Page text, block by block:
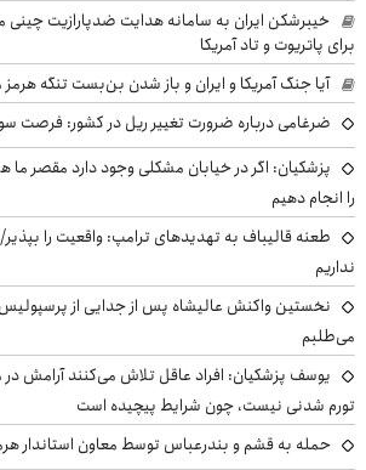
خیبرشکن ایران به سامانه هدایت ضدپارازیت
برای پاتریوت و تاد آمریکا
آیا جنگ آمریکا و ایران و باز شدن بن‌بست تنگه
ضرغامی درباره ضرورت تغییر ریل در کشور: فرصت
پزشکیان: اگر در خیابان مشکلی وجود دارد مقصر ما
را انجام دهیم
طعنه قالیباف به تهدیدهای ترامپ: واقعیت را
نداریم
نخستین واکنش عالیشاه پس از جدایی از پرسپولیس:
می‌طلبم
یوسف پزشکیان: افراد عاقل تلاش می‌کنند آرامش در
تورم شدنی نیست، چون شرایط پیچیده است
حمله به قشم و بندرعباس توسط معاون استاندار